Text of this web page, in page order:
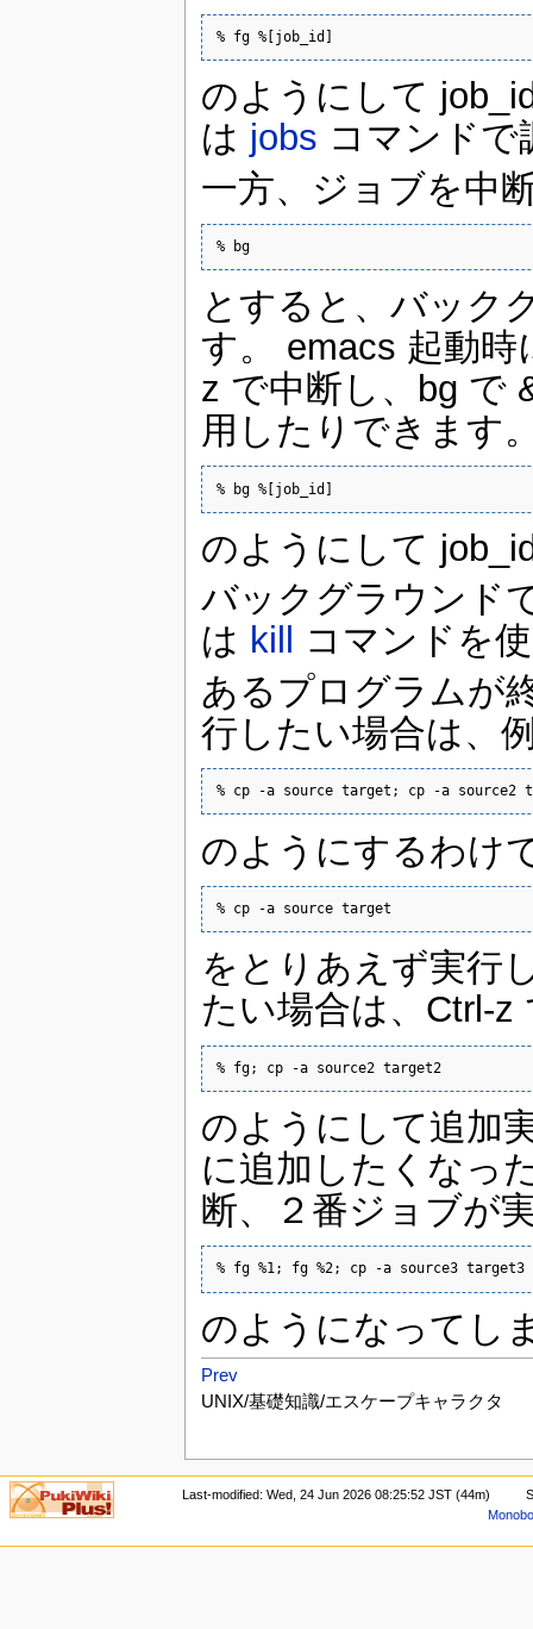
% fg %[job_id]
のようにして
は jobs コマンドで
一方、ジョブを中
% bg
とすると、バック
す。 emacs 起動
z で中断し、bg で
用したりできます
% bg %[job_id]
のようにして
バックグラウンド
は kill
コマンドを
あるプログラムが
行したい場合は、
% cp -a source target; cp -a source2
のようにするわけ
% cp -a source target
をとりあえず実行
たい場合は、Ctrl-z
% fg; cp -a source2 target2
のようにして追加
に追加したくなっ
断、２番ジョブが
% fg %1; fg %2; cp -a source3 target3
のようになってし
Prev
UNIX/基礎知識/エスケープキャラクタ
Last-modified: Wed, 24 Jun 2026 08:25:52 JST (44m)